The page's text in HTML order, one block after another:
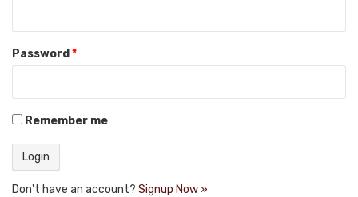
Password *
Remember me
Don't have an account? Signup Now »